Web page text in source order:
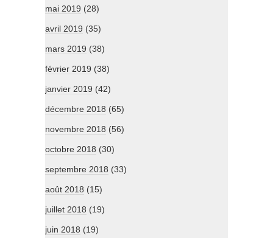
mai 2019 (28)
avril 2019 (35)
mars 2019 (38)
février 2019 (38)
janvier 2019 (42)
décembre 2018 (65)
novembre 2018 (56)
octobre 2018 (30)
septembre 2018 (33)
août 2018 (15)
juillet 2018 (19)
juin 2018 (19)